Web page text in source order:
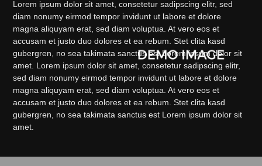
Lorem ipsum dolor sit amet, consetetur sadipscing elitr, sed
diam nonumy eirmod tempor invidunt ut labore et dolore
magna aliquyam erat, sed diam voluptua. At vero eos et
accusam et justo duo dolores et ea rebum. Stet clita kasd
gubergren, no sea takimata sanctus est Lorem ipsum dolor sit
amet. Lorem ipsum dolor sit amet, consetetur sadipscing elitr,
sed diam nonumy eirmod tempor invidunt ut labore et dolore
magna aliquyam erat, sed diam voluptua. At vero eos et
accusam et justo duo dolores et ea rebum. Stet clita kasd
gubergren, no sea takimata sanctus est Lorem ipsum dolor sit
amet.